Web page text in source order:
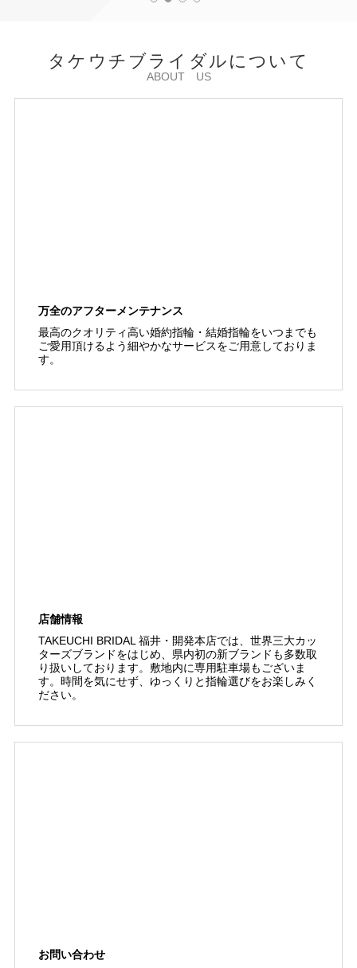
タケウチブライダルについて
ABOUT US
万全のアフターメンテナンス
最高のクオリティ高い婚約指輪・結婚指輪をいつまでも
ご愛用頂けるよう細やかなサービスをご用意しておりま
す。
店舗情報
TAKEUCHI BRIDAL 福井・開発本店では、世界三大カッ
ターズブランドをはじめ、県内初の新ブランドも多数取
り扱いしております。敷地内に専用駐車場もございま
す。時間を気にせず、ゆっくりと指輪選びをお楽しみく
ださい。
お問い合わせ